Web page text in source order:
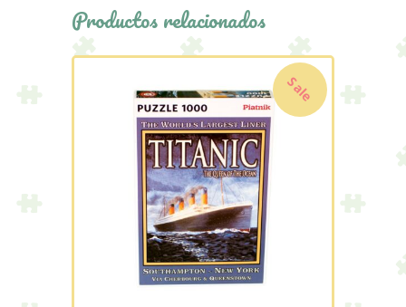
Productos relacionados
Sale